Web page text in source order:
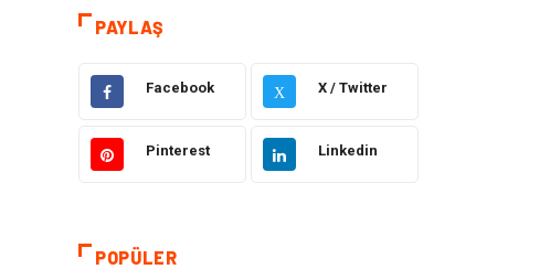
Taşımacılık
Alışveriş
PAYLAŞ
Facebook X X / Twitter
Pinterest Linkedin
POPÜLER